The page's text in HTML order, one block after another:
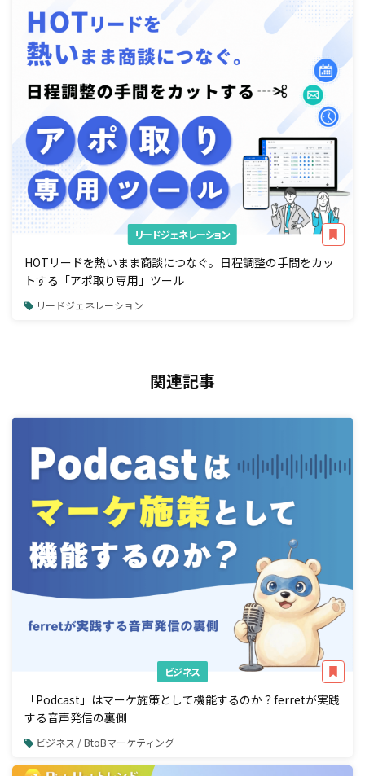
リードジェネレーション
HOTリードを熱いまま商談につなぐ。日程調整の手間をカッ
トする「アポ取り専用」ツール
リードジェネレーション
関連記事
ビジネス
「Podcast」はマーケ施策として機能するのか？ferretが実践
する音声発信の裏側
ビジネス / BtoBマーケティング